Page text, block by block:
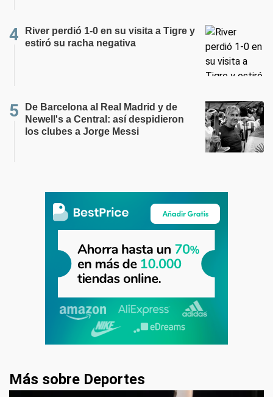
River perdió 1-0 en su visita a Tigre y
estiró su racha negativa
De Barcelona al Real Madrid y de
Newell's a Central: así despidieron
los clubes a Jorge Messi
Más sobre Deportes